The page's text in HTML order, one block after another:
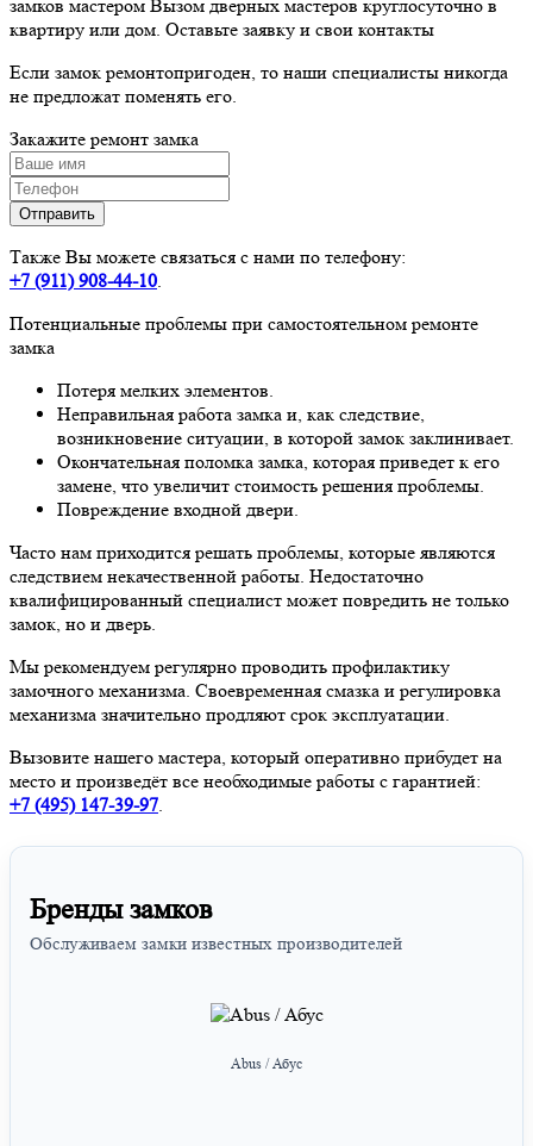
замков мастером Вызом дверных мастеров круглосуточно в
квартиру или дом. Оставьте заявку и свои контакты
Если замок ремонтопригоден, то наши специалисты никогда
не предложат поменять его.
Закажите ремонт замка
Также Вы можете связаться с нами по телефону:
+7 (911)908-44-10.
Потенциальные проблемы при самостоятельном ремонте
замка
Потеря мелких элементов.
Неправильная работа замка и, как следствие,
возникновение ситуации, в которой замок заклинивает.
Окончательная поломка замка, которая приведет к его
замене, что увеличит стоимость решения проблемы.
Повреждение входной двери.
Часто нам приходится решать проблемы, которые являются
следствием некачественной работы. Недостаточно
квалифицированный специалист может повредить не только
замок, но и дверь.
Мы рекомендуем регулярно проводить профилактику
замочного механизма. Своевременная смазка и регулировка
механизма значительно продляют срок эксплуатации.
Вызовите нашего мастера, который оперативно прибудет на
место и произведёт все необходимые работы с гарантией:
+7 (495)147-39-97.
Бренды замков
Обслуживаем замки известных производителей
Abus / Абус